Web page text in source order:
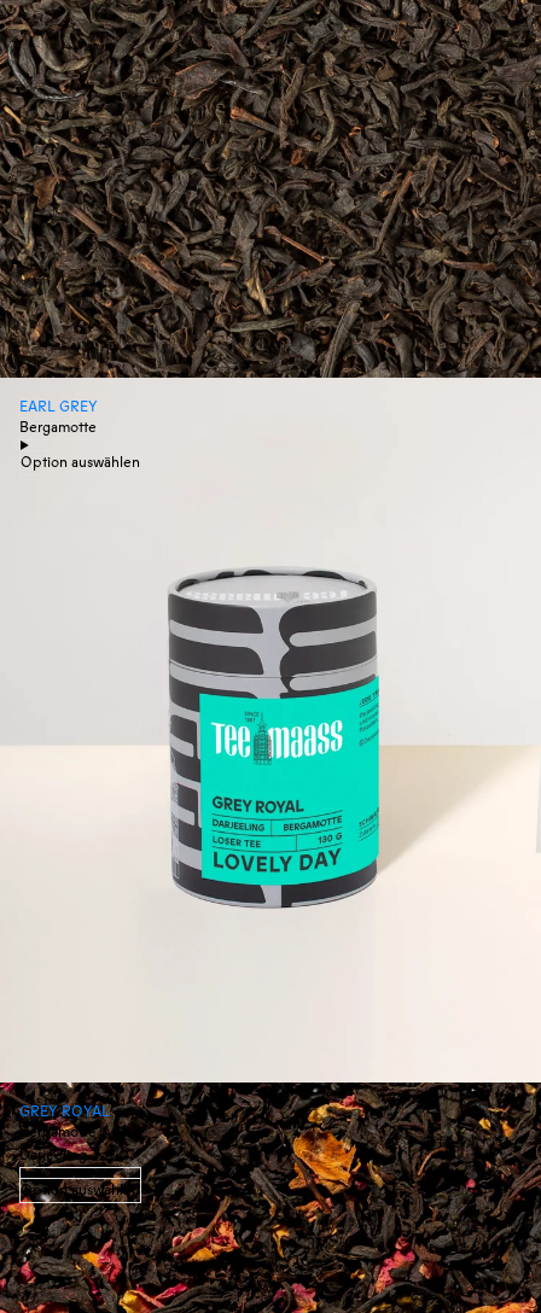
EARL GREY
Bergamotte
Option auswählen
GREY ROYAL
Bergamotte ·
Darjeeling
Option auswählen